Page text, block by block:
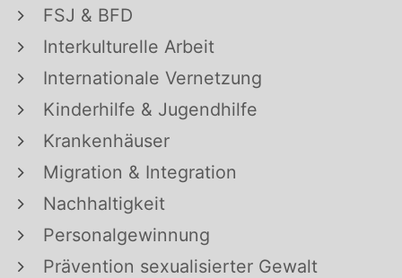
FSJ & BFD
Interkulturelle Arbeit
Internationale Vernetzung
Kinderhilfe & Jugendhilfe
Krankenhäuser
Migration & Integration
Nachhaltigkeit
Personalgewinnung
Prävention sexualisierter Gewalt